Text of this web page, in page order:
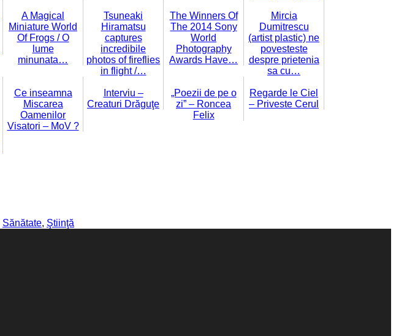
A Magical
Miniature World
Of Frogs / O
lume
minunata…
Tsuneaki
Hiramatsu
captures
incredibile
photos of fireflies
in flight /…
The Winners Of
The 2014 Sony
World
Photography
Awards Have…
Mircia
Dumitrescu
(artist plastic) ne
povesteste
despre prietenia
sa cu…
Ce inseamna
Miscarea
Oamenilor
Visatori – MoV ?
Interviu –
Creaturi Drăguţe
„Poezii de pe o
zi” – Roncea
Felix
Regarde le Ciel
– Priveste Cerul
Sănătate, Ştiinţă